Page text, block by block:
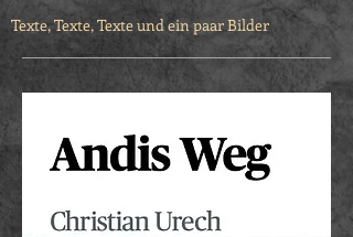
Texte, Texte, Texte und ein paar Bilder